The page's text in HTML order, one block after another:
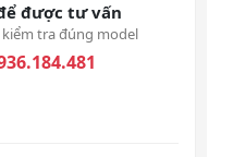
được tư vấn
tra đúng model